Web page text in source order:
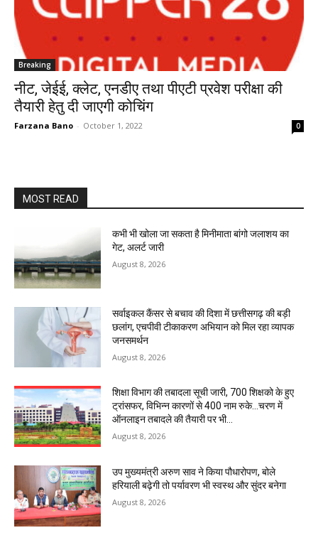
Breaking
नीट, जेईई, क्लेट, एनडीए तथा पीएटी प्रवेश परीक्षा की
तैयारी हेतु दी जाएगी कोचिंग
Farzana Bano - October 1, 2022 0
MOST READ
कभी भी खोला जा सकता है मिनीमाता बांगो जलाशय का
गेट, अलर्ट जारी
August 8, 2026
सर्वाइकल कैंसर से बचाव की दिशा में छत्तीसगढ़ की बड़ी
छलांग, एचपीवी टीकाकरण अभियान को मिल रहा व्यापक
जनसमर्थन
August 8, 2026
शिक्षा विभाग की तबादला सूची जारी, 700 शिक्षको के हुए
ट्रांसफर, विभिन्न कारणों से 400 नाम रुके…चरण में
ऑनलाइन तबादले की तैयारी पर भी...
August 8, 2026
उप मुख्यमंत्री अरुण साव ने किया पौधारोपण, बोले
हरियाली बढ़ेगी तो पर्यावरण भी स्वस्थ और सुंदर बनेगा
August 8, 2026